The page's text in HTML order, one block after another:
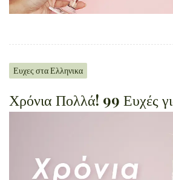
Ευχες στα Ελληνικα
Χρόνια Πολλά! 99 Ευχές